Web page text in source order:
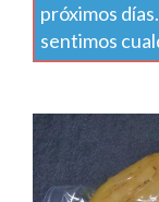
próximos
sentimos